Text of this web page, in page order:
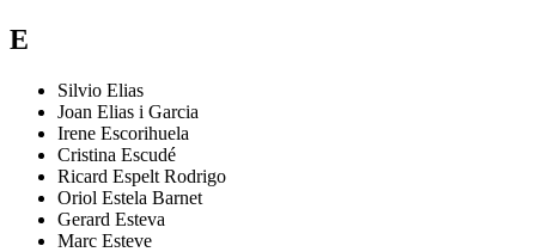
E
Silvio Elias
Joan Elias i Garcia
Irene Escorihuela
Cristina Escudé
Ricard Espelt Rodrigo
Oriol Estela Barnet
Gerard Esteva
Marc Esteve